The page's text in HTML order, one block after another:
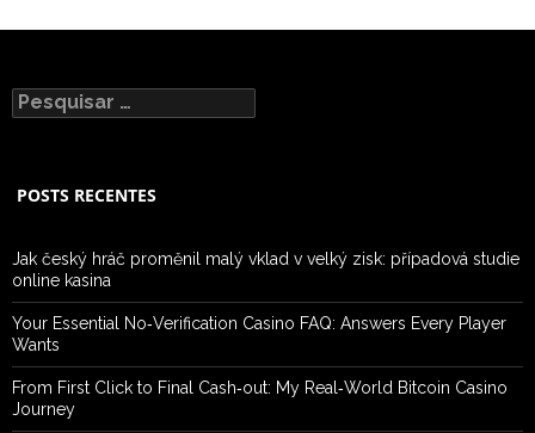
Pesquisar
por:
POSTS RECENTES
Jak český hráč proměnil malý vklad v velký zisk: případová studie
online kasina
Your Essential No‑Verification Casino FAQ: Answers Every Player
Wants
From First Click to Final Cash‑out: My Real‑World Bitcoin Casino
Journey